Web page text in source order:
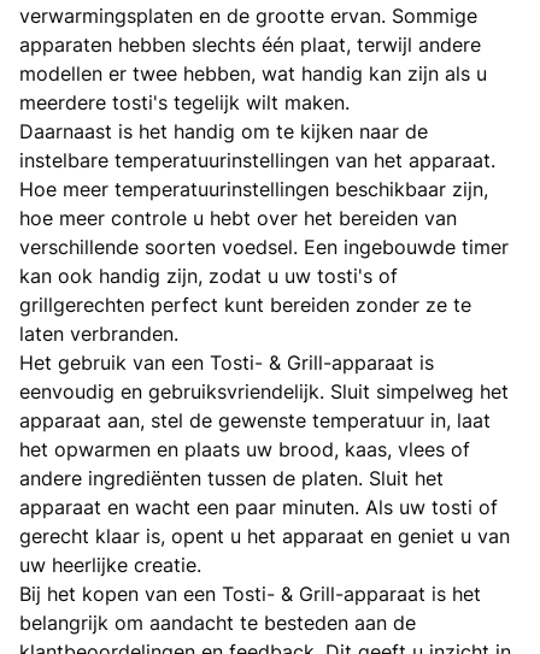
verwarmingsplaten en de grootte ervan. Sommige
apparaten hebben slechts één plaat, terwijl andere
modellen er twee hebben, wat handig kan zijn als u
meerdere tosti's tegelijk wilt maken.
Daarnaast is het handig om te kijken naar de
instelbare temperatuurinstellingen van het apparaat.
Hoe meer temperatuurinstellingen beschikbaar zijn,
hoe meer controle u hebt over het bereiden van
verschillende soorten voedsel. Een ingebouwde timer
kan ook handig zijn, zodat u uw tosti's of
grillgerechten perfect kunt bereiden zonder ze te
laten verbranden.
Het gebruik van een Tosti- & Grill-apparaat is
eenvoudig en gebruiksvriendelijk. Sluit simpelweg het
apparaat aan, stel de gewenste temperatuur in, laat
het opwarmen en plaats uw brood, kaas, vlees of
andere ingrediënten tussen de platen. Sluit het
apparaat en wacht een paar minuten. Als uw tosti of
gerecht klaar is, opent u het apparaat en geniet u van
uw heerlijke creatie.
Bij het kopen van een Tosti- & Grill-apparaat is het
belangrijk om aandacht te besteden aan de